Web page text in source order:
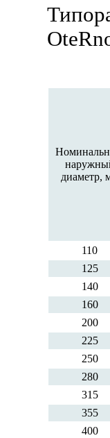
диаметр,
110
125
140
160
200
225
250
280
315
355
400